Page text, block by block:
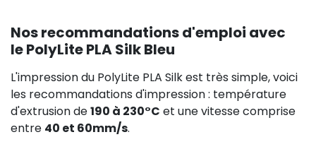
Nos recommandations d'emploi avec
le PolyLite PLA Silk Bleu
L'impression du PolyLite PLA Silk est très simple, voici
les recommandations d'impression : température
d'extrusion de190 à 230°C et une vitesse comprise
entre 40 et 60mm/s.